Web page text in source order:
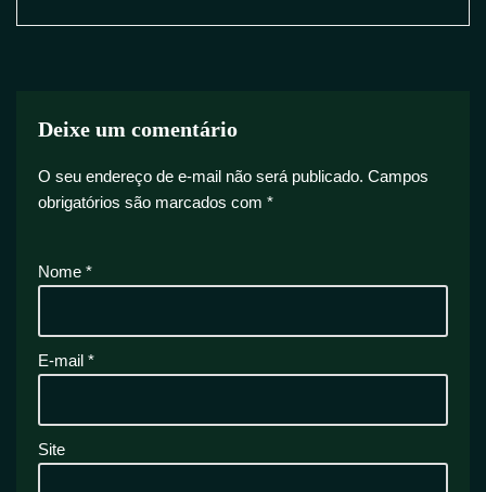
Deixe um comentário
O seu endereço de e-mail não será publicado. Campos
obrigatórios são marcados com *
Nome *
E-mail *
Site